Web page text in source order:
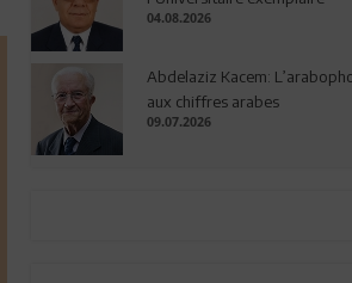
04.08.2026
Abdelaziz Kacem:
aux chiffres arabes
09.07.2026